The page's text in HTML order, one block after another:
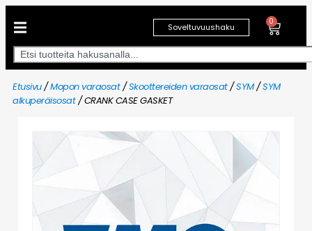
Soveltuvuushaku
0
Etusivu/Mopon varaosat/Skoottereiden varaosat/SYM/SYM
alkuperäisosat/ CRANK CASE GASKET